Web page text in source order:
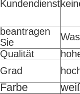
Kundendienst
beantragen
Sie
Qualität
Grad
Farbe